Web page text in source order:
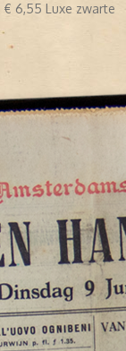
€ 6,55 Luxe zwarte